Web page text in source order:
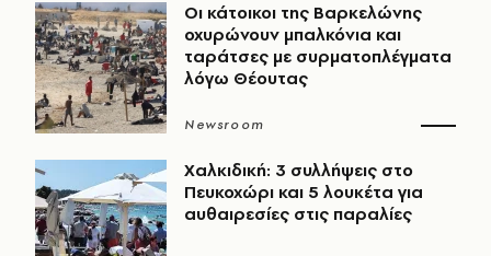
Οι κάτοικοι της Βαρκελώνης
οχυρώνουν μπαλκόνια και
ταράτσες με συρματοπλέγματα
λόγω Θέουτας
Newsroom
Χαλκιδική: 3 συλλήψεις στο
Πευκοχώρι και 5 λουκέτα για
αυθαιρεσίες στις παραλίες